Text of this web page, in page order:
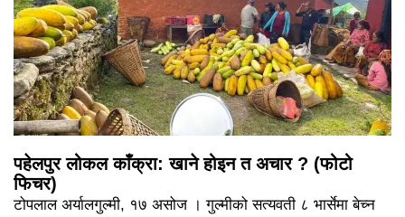
पहेलपुर लोकल काँक्रा: खाने होइन त अचार ? (फोटो
फिचर)
टोपलाल अर्यालगुल्मी, १७ असोज । गुल्मीको सत्यवती ८ भार्सेमा बेच्न